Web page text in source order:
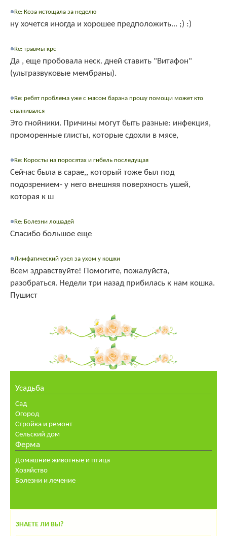
Re: Коза истощала за неделю
ну хочется иногда и хорошее предположить... ;) :)
Re: травмы крс
Да , еще пробовала неск. дней ставить "Витафон"
(ультразвуковые мембраны).
Re: ребят проблема уже с мясом барана прошу помощи может кто
сталкивался
Это гнойники. Причины могут быть разные: инфекция,
проморенные глисты, которые сдохли в мясе,
Re: Коросты на поросятах и гибель последущая
Сейчас была в сарае,, который тоже был под
подозрением- у него внешняя поверхность ушей,
которая к ш
Re: Болезни лошадей
Спасибо большое еще
Лимфатический узел за ухом у кошки
Всем здравствуйте! Помогите, пожалуйста,
разобраться. Недели три назад прибилась к нам кошка.
Пушист
Усадьба
Сад
Огород
Стройка и ремонт
Сельский дом
Ферма
Домашние животные и птица
Хозяйство
Болезни и лечение
ЗНАЕТЕ ЛИ ВЫ?